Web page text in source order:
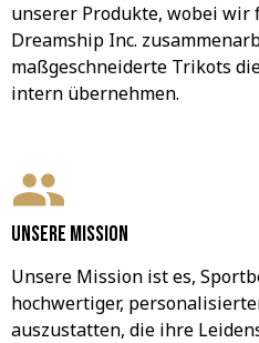
unserer Produkte, wobei
Dreamship Inc.
maßgeschneiderte Trikots
intern übernehmen.
Unsere Mission
Unsere Mission ist es,
hochwertiger,
auszustatten, die ihre